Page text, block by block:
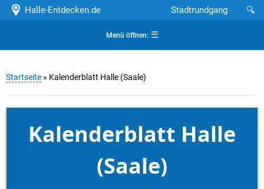
Halle-Entdecken.de 🔍
Stadtrundgang
Menü öffnen:☰
Startseite » Kalenderblatt Halle (Saale)
Kalenderblatt Halle
(Saale)